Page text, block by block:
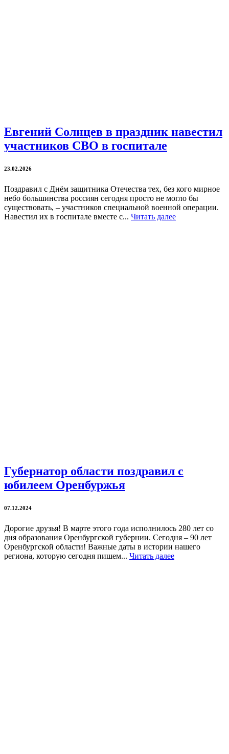
Евгений Солнцев в праздник навестил
участников СВО в госпитале
23.02.2026
Поздравил с Днём защитника Отечества тех, без кого мирное
небо большинства россиян сегодня просто не могло бы
существовать, – участников специальной военной операции.
Навестил их в госпитале вместе с... Читать далее
Губернатор области поздравил с
юбилеем Оренбуржья
07.12.2024
Дорогие друзья! В марте этого года исполнилось 280 лет со
дня образования Оренбургской губернии. Сегодня – 90 лет
Оренбургской области! Важные даты в истории нашего
региона, которую сегодня пишем... Читать далее